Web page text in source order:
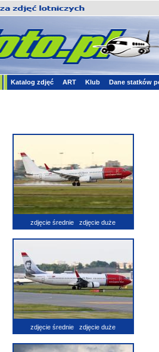
Katalog zdjęć ART Klub Dane statków
zdjęcie średnie zdjęcie duże
zdjęcie średnie zdjęcie duże